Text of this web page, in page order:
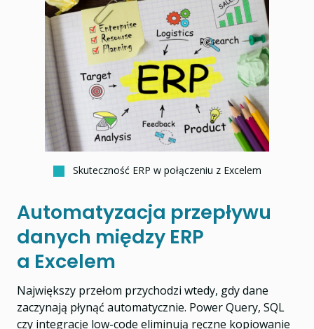
Skuteczność ERP w połączeniu z Excelem
Automatyzacja przepływu
danych między ERP
a Excelem
Największy przełom przychodzi wtedy, gdy dane
zaczynają płynąć automatycznie. Power Query, SQL
czy integracje low-code eliminują ręczne kopiowanie